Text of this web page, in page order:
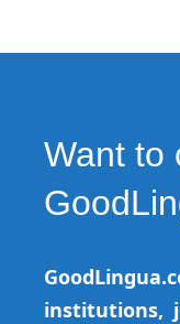
Want to
institutions,